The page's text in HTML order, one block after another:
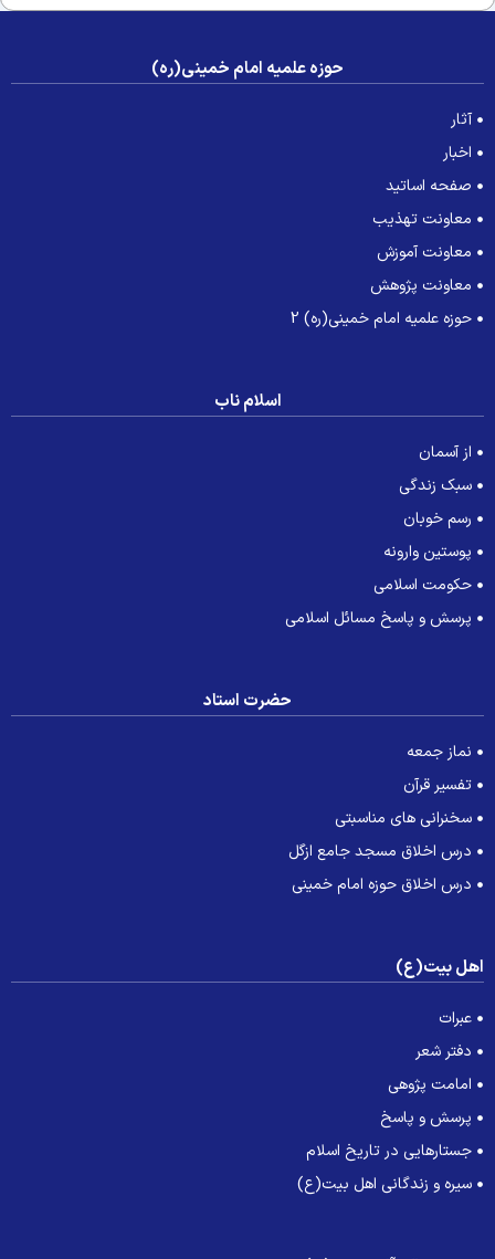
حوزه علمیه امام خمینی(ره)
آثار
اخبار
صفحه اساتید
معاونت تهذیب
معاونت آموزش
معاونت پژوهش
حوزه علمیه امام خمینی(ره) 2
اسلام ناب
از آسمان
سبک زندگی
رسم خوبان
پوستین وارونه
حکومت اسلامی
پرسش و پاسخ مسائل اسلامی
حضرت استاد
نماز جمعه
تفسیر قرآن
سخنرانی های مناسبتی
درس اخلاق مسجد جامع ازگل
درس اخلاق حوزه امام خمینی
بیت(ع)
عبرات
دفتر شعر
امامت پژوهی
پرسش و پاسخ
جستارهایی در تاریخ اسلام
سیره و زندگانی اهل بیت(ع)